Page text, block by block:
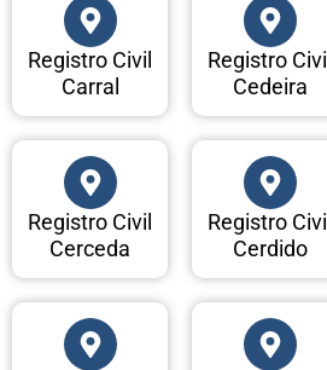
Registro Civil
Carral
Registro Civil
Cedeira
Registro Civil
Cerceda
Registro Civil
Cerdido